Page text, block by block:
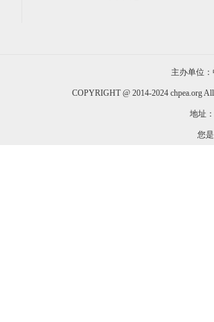
主办单位
COPYRIGHT @ 2014-2024 chpea.org
地址
您